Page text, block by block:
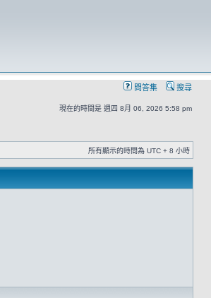
問答集 搜尋
現在的時間是 週四 8月 06, 2026 5:58 pm
所有顯示的時間為 UTC + 8 小時